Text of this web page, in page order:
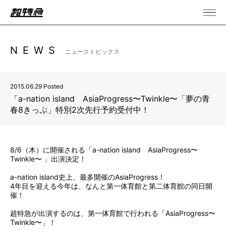
NEWS ニューストピックス
2015.06.29 Posted
「a-nation island AsiaProgress〜Twinkle〜「夢の青
春8きっぷ」特別2次先行予約受付中！
8/6（木）に開催される「a-nation island AsiaProgress〜
Twinkle〜 」出演決定！
a-nation island史上、最多開催のAsiaProgress！
4年目を迎える今年は、なんと第一体育館と第二体育館の同日開
催！
超特急が出演するのは、第一体育館で行われる「AsiaProgress〜
Twinkle〜」！